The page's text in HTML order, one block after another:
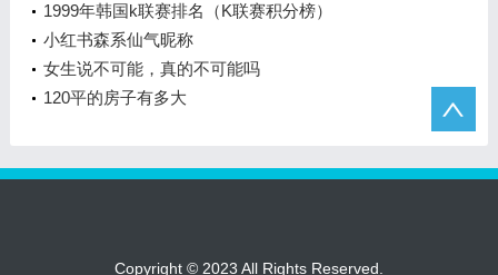
1999年韩国k联赛排名（K联赛积分榜）
小红书森系仙气昵称
女生说不可能，真的不可能吗
120平的房子有多大
Copyright © 2023 All Rights Reserved.